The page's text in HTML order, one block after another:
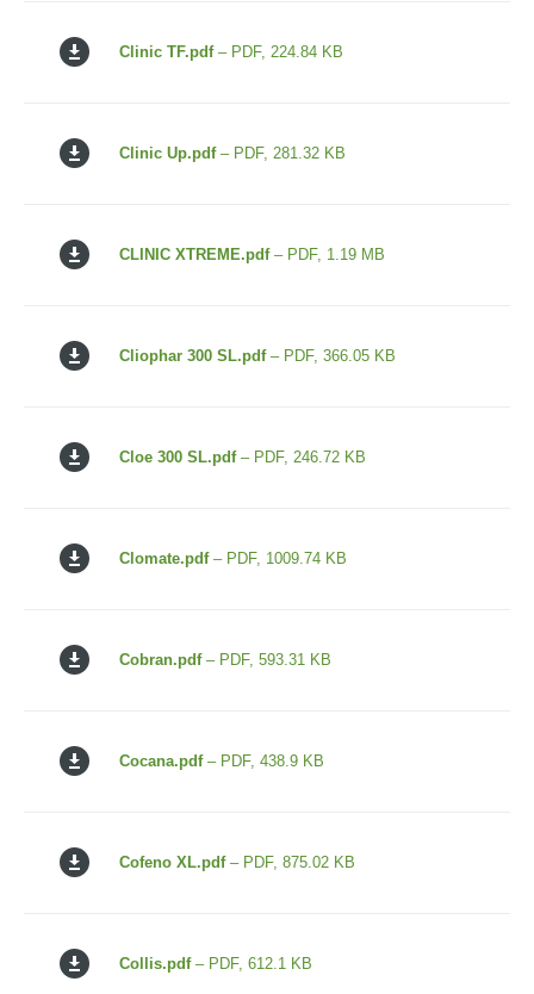
Clinic TF.pdf– PDF, 224.84 KB
Clinic Up.pdf– PDF, 281.32 KB
CLINIC XTREME.pdf– PDF, 1.19 MB
Cliophar 300 SL.pdf– PDF, 366.05 KB
Cloe 300 SL.pdf– PDF, 246.72 KB
Clomate.pdf– PDF, 1009.74 KB
Cobran.pdf– PDF, 593.31 KB
Cocana.pdf– PDF, 438.9 KB
Cofeno XL.pdf– PDF, 875.02 KB
Collis.pdf– PDF, 612.1 KB